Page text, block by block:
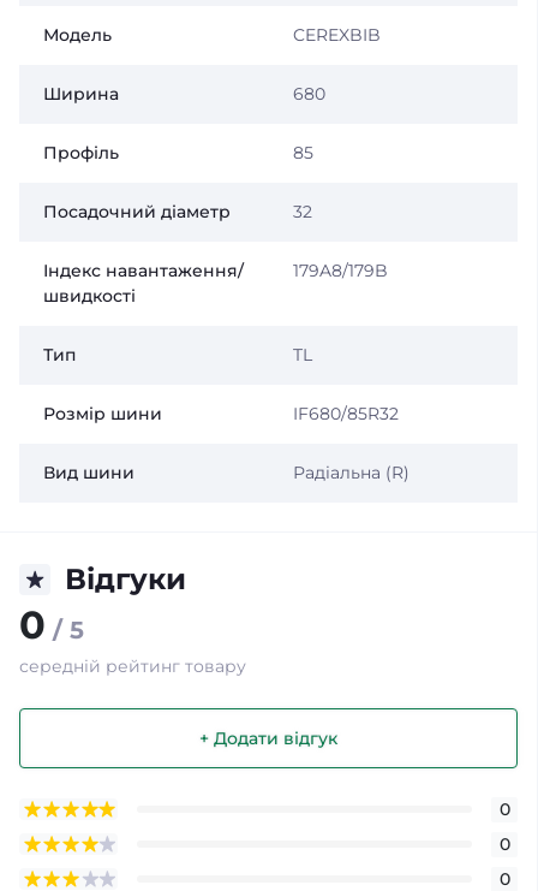
Модель CEREXBIB
Ширина 680
Профіль 85
Посадочний діаметр 32
Індекс навантаження/
швидкості
179A8/179B
Тип TL
Розмір шини IF680/85R32
Вид шини Радіальна (R)
Відгуки
0 / 5
середній рейтинг товару
+ Додати відгук
0
0
0